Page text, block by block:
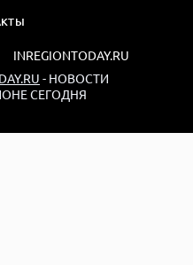
- НОВОСТИ
СЕГОДНЯ